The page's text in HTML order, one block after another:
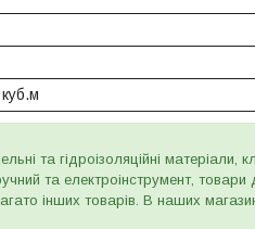
та гідроізоляційні матеріали,
та електроінструмент, товари
інших товарів. В наших